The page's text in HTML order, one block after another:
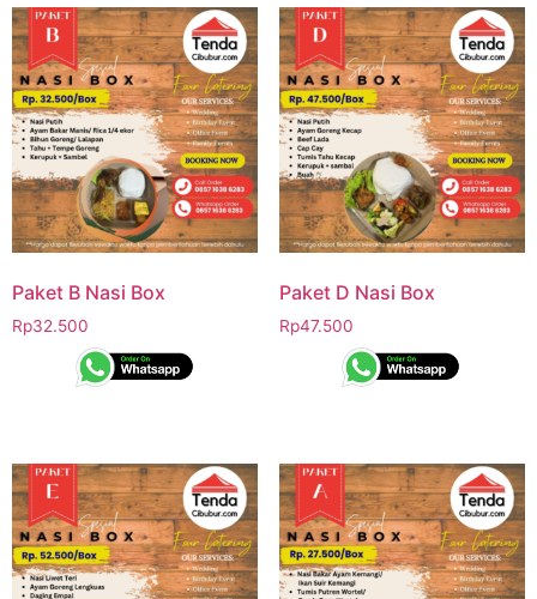
Paket B Nasi Box
Rp32.500
Paket D Nasi Box
Rp47.500